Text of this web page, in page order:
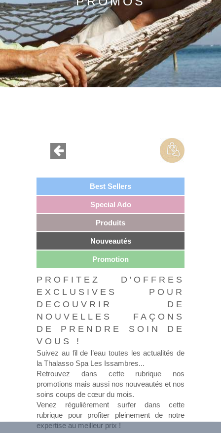
Best Sellers
Special Ado
Produits
Nouveautés
Promotion
PROFITEZ D'OFFRES
EXCLUSIVES POUR
DECOUVRIR DE
NOUVELLES FAÇONS
DE PRENDRE SOIN DE
VOUS !
Suivez au fil de l’eau toutes les actualités de
la Thalasso Spa Les Issambres...
Retrouvez dans cette rubrique nos
promotions mais aussi nos nouveautés et nos
soins coups de cœur du mois.
Venez régulièrement surfer dans cette
rubrique pour profiter pleinement de notre
expertise au meilleur prix !